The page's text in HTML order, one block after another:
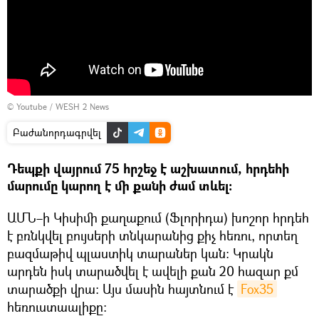
© Youtube / WESH 2 News
Բաժանորդագրվել
Դեպքի վայրում 75 հրշեջ է աշխատում, հրդեհի
մարումը կարող է մի քանի ժամ տևել։
ԱՄՆ–ի Կիսիմի քաղաքում (Ֆլորիդա) խոշոր հրդեհ
է բռնկվել բույսերի տնկարանից քիչ հեռու, որտեղ
բազմաթիվ պլաստիկ տարաներ կան։ Կրակն
արդեն իսկ տարածվել է ավելի քան 20 հազար քմ
տարածքի վրա։ Այս մասին հայտնում է Fox35
հեռուստաալիքը։